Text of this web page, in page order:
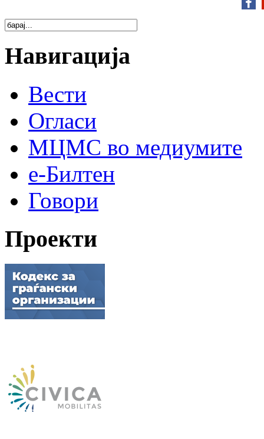
Навигација
Вести
Огласи
МЦМС во медиумите
е-Билтен
Говори
Проекти